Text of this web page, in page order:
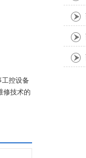
控设备
修技术的